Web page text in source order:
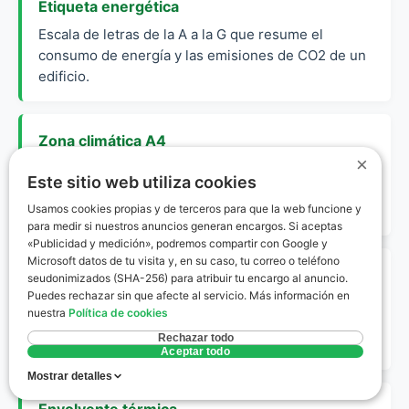
Etiqueta energética
Escala de letras de la A a la G que resume el
consumo de energía y las emisiones de CO2 de un
edificio.
Zona climática A4
inviernos climáticamente muy suaves y veranos de
severidad alta.
CE3X
Software oficial reconocido por el Ministerio para la
existentes.
×
Este sitio web utiliza cookies
Usamos cookies propias y de terceros para que la web funcione y
para medir si nuestros anuncios generan encargos. Si aceptas
«Publicidad y medición», podremos compartir con Google y
Microsoft datos de tu visita y, en su caso, tu correo o teléfono
seudonimizados (SHA-256) para atribuir tu encargo al anuncio.
Puedes rechazar sin que afecte al servicio. Más información en
nuestra Política de cookies
Rechazar todo
Aceptar todo
Mostrar detalles